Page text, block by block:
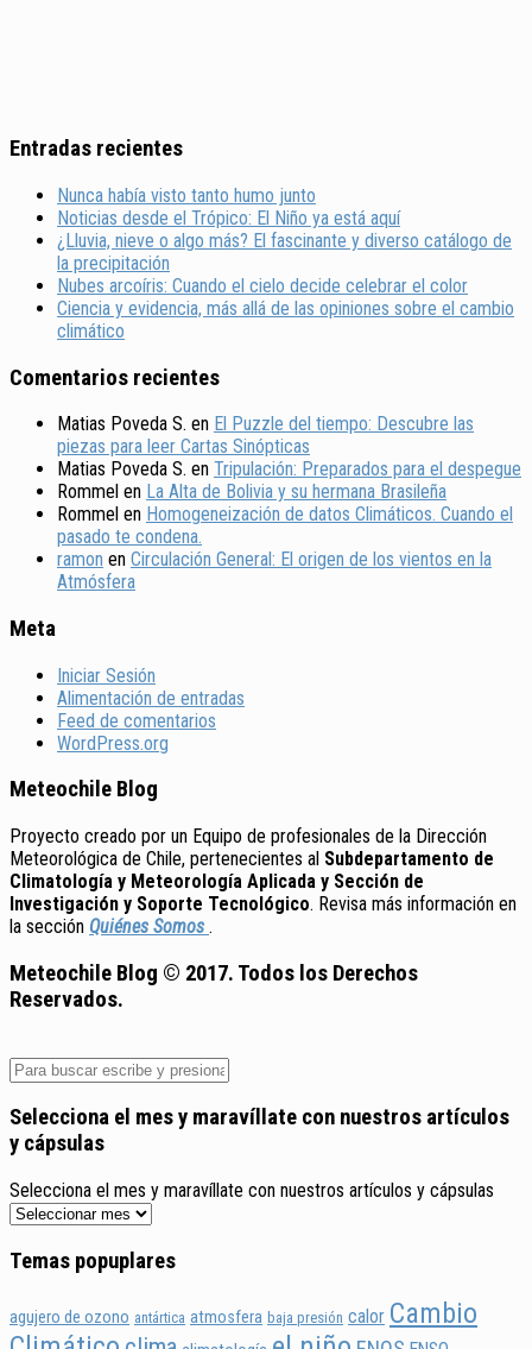
Entradas recientes
Nunca había visto tanto humo junto
Noticias desde el Trópico: El Niño ya está aquí
¿Lluvia, nieve o algo más? El fascinante y diverso catálogo de
la precipitación
Nubes arcoíris: Cuando el cielo decide celebrar el color
Ciencia y evidencia, más allá de las opiniones sobre el cambio
climático
Comentarios recientes
Matias Poveda S. en El Puzzle del tiempo: Descubre las
piezas para leer Cartas Sinópticas
Matias Poveda S. en Tripulación: Preparados para el despegue
Rommel en La Alta de Bolivia y su hermana Brasileña
Rommel en Homogeneización de datos Climáticos. Cuando el
pasado te condena.
ramon en Circulación General: El origen de los vientos en la
Atmósfera
Meta
Iniciar Sesión
Alimentación de entradas
Feed de comentarios
WordPress.org
Meteochile Blog
Proyecto creado por un Equipo de profesionales de la Dirección
Meteorológica de Chile, pertenecientes al Subdepartamento de
Climatología y Meteorología Aplicada y Sección de
Investigación y Soporte Tecnológico. Revisa más información en
la sección Quiénes Somos .
Meteochile Blog © 2017. Todos los Derechos
Reservados.
Selecciona el mes y maravíllate con nuestros artículos
y cápsulas
Selecciona el mes y maravíllate con nuestros artículos y cápsulas
Temas popuplares
agujero de ozono antártica atmosfera baja presión calor Cambio